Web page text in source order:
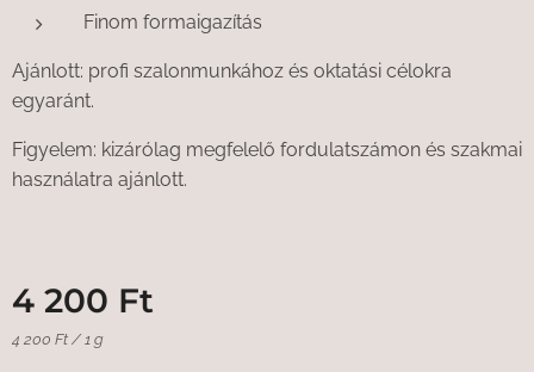
Finom formaigazítás
Ajánlott: profi szalonmunkához és oktatási célokra
egyaránt.
Figyelem: kizárólag megfelelő fordulatszámon és szakmai
használatra ajánlott.
4 200 Ft
4 200 Ft / 1 g